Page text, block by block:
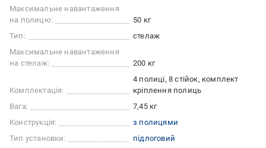
Максимальне навантаження
на полицю:
50 кг
Тип:
стелаж
Максимальне навантаження
на стелаж:
200 кг
Комплектація:
4 полиці, 8 стійок, комплект
кріплення полиць
Вага:
7,45 кг
Конструкція:
з полицями
Тип установки:
підлоговий